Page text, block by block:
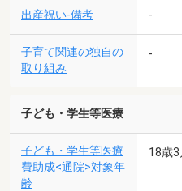
出産祝い-備考 -
子育て関連の独自の
取り組み
-
子ども・学生等医療
子ども・学生等医療
費助成<通院>対象年
齢
18歳